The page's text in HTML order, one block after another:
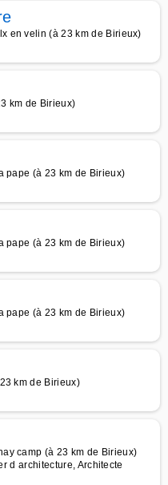
en velin (à 23 km de Birieux)
km de Birieux)
pape (à 23 km de Birieux)
pape (à 23 km de Birieux)
pape (à 23 km de Birieux)
km de Birieux)
camp (à 23 km de Birieux)
d architecture, Architecte